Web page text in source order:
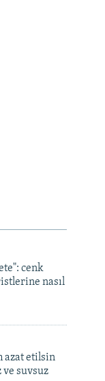
cenk
nasıl
azat etilsin
ve suvsuz